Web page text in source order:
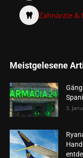
Zahnärzte &
Meistgelesene
3.